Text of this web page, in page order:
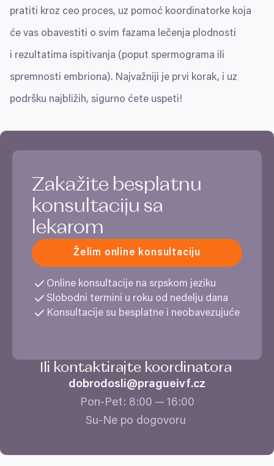
pratiti kroz ceo proces, uz pomoć koordinatorke koja
će vas obavestiti o svim fazama lečenja plodnosti
i rezultatima ispitivanja (poput spermograma ili
spremnosti embriona). Najvažniji je prvi korak, i uz
podršku najbližih, sigurno ćete uspeti!
Zakažite besplatnu
konsultaciju sa
lekarom
Želim online konsultaciju
Online konsultacije na srpskom jeziku
Slobodni termini u roku od nedelju dana
Konsultacije su besplatne i neobavezujuće
Ili kontaktirajte koordinatora
dobrodosli@​pragueivf.​cz
Pon-Pet: 8:00 — 16:00
Su-Ne po dogovoru